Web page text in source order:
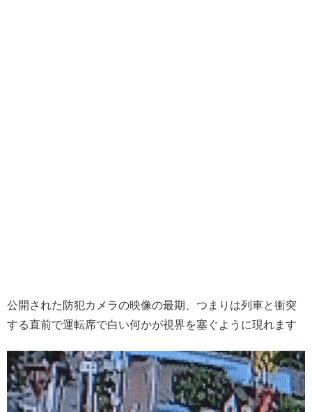
公開された防犯カメラの映像の最期、つまりは列車と衝突
する直前で運転席で白い何かが視界を塞ぐように現れます